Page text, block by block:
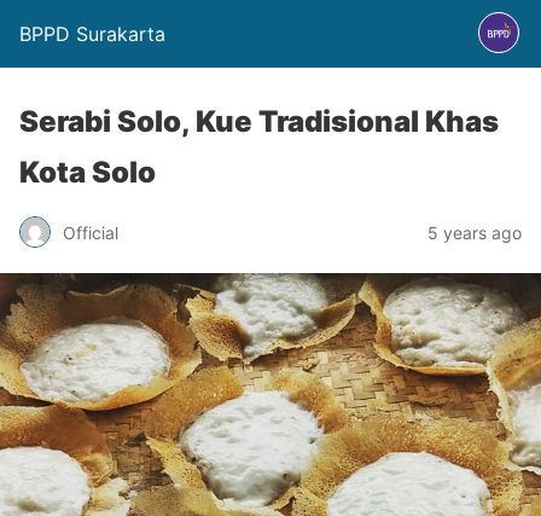
BPPD Surakarta
Serabi Solo, Kue Tradisional Khas
Kota Solo
Official 5 years ago